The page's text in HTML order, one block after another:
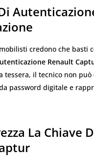
credono che basti
Renault
tessera, il tecnico non può
password digitale e
La Chiave